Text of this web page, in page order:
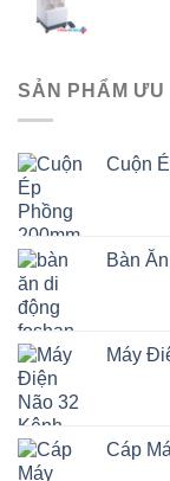
SẢN PHẨM ƯU
Cuộn
Bàn
Máy
Cáp